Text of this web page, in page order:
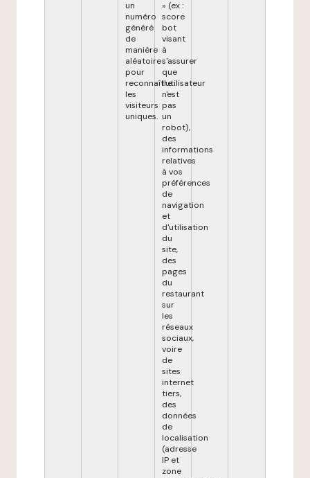
un
numéro
généré
de
manière
aléatoire
pour
reconnaître
les
visiteurs
uniques.
» (ex :
score
bot
visant
à
s'assurer
que
l'utilisateur
n'est
pas
un
robot),
des
informations
relatives
à vos
préférences
de
navigation
et
d'utilisation
du
site,
des
pages
du
restaurant
sur
les
réseaux
sociaux,
voire
de
sites
internet
tiers,
des
données
de
localisation
(adresse
IP et
zone